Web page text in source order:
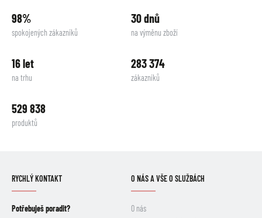
98%
spokojených zákazníků
30 dnů
na výměnu zboží
16 let
na trhu
283 374
zákazníků
529 838
produktů
RYCHLÝ KONTAKT
Potřebuješ poradit?
O NÁS A VŠE O SLUŽBÁCH
O nás